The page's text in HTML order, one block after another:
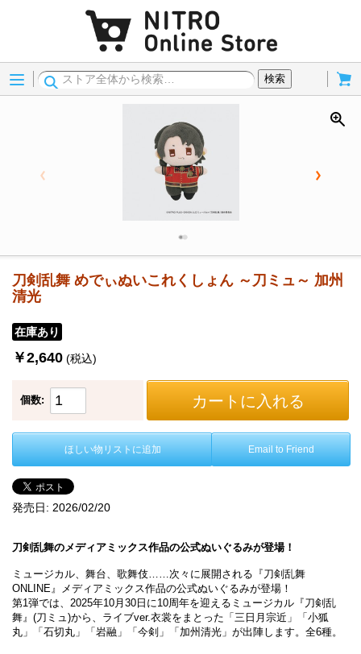
Menu
検索
刀剣乱舞 めでぃぬいこれくしょん ～刀ミュ～ 加州
清光
在庫あり
￥2,640 (税込)
個数: カートに入れる
ほしい物リストに追加 Email to Friend
発売日: 2026/02/20
刀剣乱舞のメディアミックス作品の公式ぬいぐるみが登場！
ミュージカル、舞台、歌舞伎……次々に展開される『刀剣乱舞
ONLINE』メディアミックス作品の公式ぬいぐるみが登場！
第1弾では、2025年10月30日に10周年を迎えるミュージカル『刀剣乱
舞』(刀ミュ)から、ライブver.衣裳をまとった「三日月宗近」「小狐
丸」「石切丸」「岩融」「今剣」「加州清光」が出陣します。全6種。